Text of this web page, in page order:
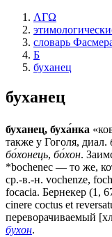
ΛΓΩ
словарь
Б
буханец
буханец
буханец, буха́нка
также у Гоголя, диал.
бо́хонець, бо́хон.
*bochenec — то же,
ср.-в.-н. vochenze,
focacia. Бернекер (1,
cinere coctus et
переворачиваемый
бухон.